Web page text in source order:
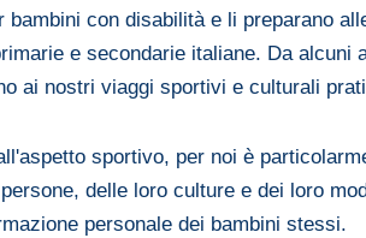
bambini con disabilità e li preparano
e secondarie italiane. Da
ai nostri viaggi sportivi e culturali
sportivo, per noi è
delle loro culture e dei loro
personale dei bambini stessi.